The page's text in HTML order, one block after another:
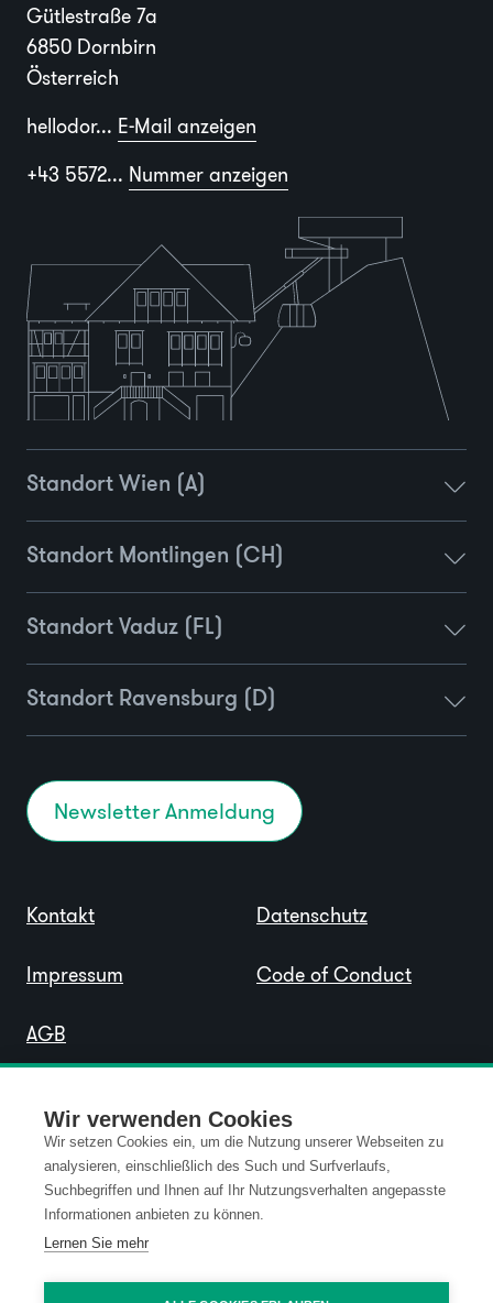
Wir verwenden Cookies
Wir setzen Cookies ein, um die Nutzung unserer Webseiten zu
analysieren, einschließlich des Such und Surfverlaufs,
Suchbegriffen und Ihnen auf Ihr Nutzungsverhalten angepasste
Informationen anbieten zu können.
Lernen Sie mehr
Gütlestraße 7a
6850 Dornbirn
Österreich
hellodor... E-Mail anzeigen
+43 5572... Nummer anzeigen
Standort Wien (A)
Standort Montlingen (CH)
Standort Vaduz (FL)
Standort Ravensburg (D)
Newsletter Anmeldung
Kontakt
Impressum
AGB
Datenschutz
Code of Conduct